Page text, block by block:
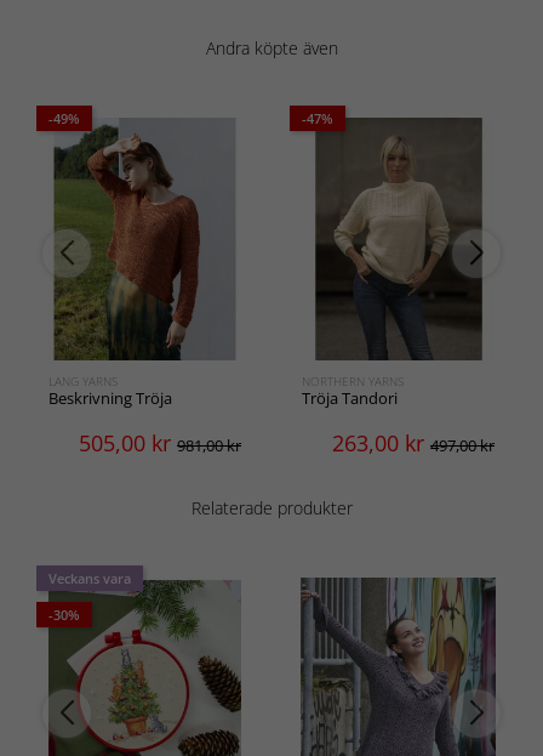
Andra köpte även
-49%
LANG YARNS
Beskrivning Tröja
505,00 kr 981,00 kr
-47%
NORTHERN YARNS
Tröja Tandori
263,00 kr 497,00 kr
Relaterade produkter
Veckans vara
-30%